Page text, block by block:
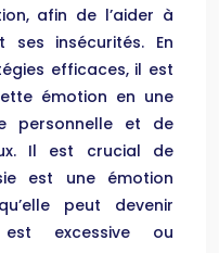
afin de l’aider à
insécurités. En
efficaces, il est
émotion en une
personnelle et de
Il est crucial de
est une émotion
peut devenir
excessive ou